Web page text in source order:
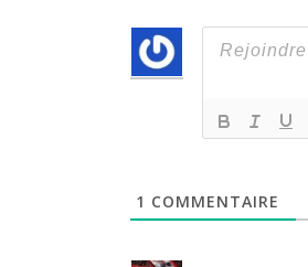
1 COMMENTAIRE